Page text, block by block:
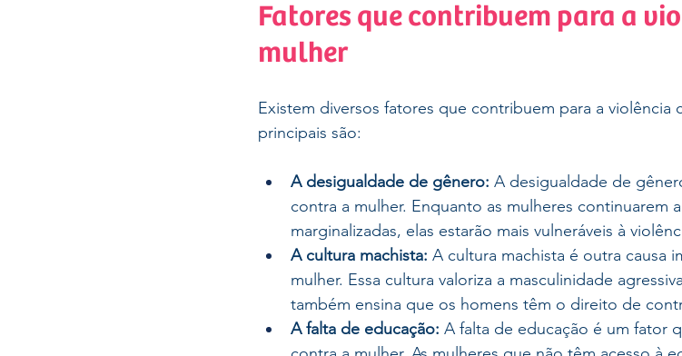
Fatores que contribuem para a
mulher
Existem diversos fatores que contribuem para a violência
principais são:
A desigualdade de gênero: A desigualdade de
contra a mulher. Enquanto as mulheres continuarem
marginalizadas, elas estarão mais vulneráveis à
A cultura machista: A cultura machista é outra causa
mulher. Essa cultura valoriza a masculinidade
também ensina que os homens têm o direito de
A falta de educação: A falta de educação é um fator